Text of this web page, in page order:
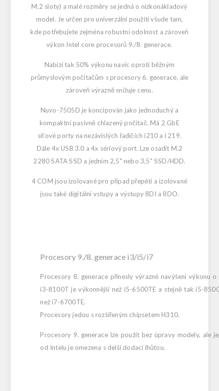
M.2 sloty) a malé rozměry se jedná o nízkonákladový
model. Je určen pro univerzální použití všude tam,
kde potřebujete zejména robustní odolnost a zároveň
výkon Intel core procesorů 9./8. generace.
Nabízí tak 50% výkonu navíc oproti běžným
průmyslovým počítačům s procesory 6. generace, ale
zároveň výrazně snižuje cenu.
Nuvo-7505D je koncipován jako jednoduchý a
kompaktní pasivně chlazený počítač. Má 2 GbE
síťové porty na nezávislých řadičích i210 a i 219.
Dále 4x USB 3.0 a 4x sériový port. Lze osadit M.2
2280 SATA SSD a jedním 2,5" nebo 3,5" SSD/HDD.
4 COM jsou izolované pro případ přepětí a izolované
jsou také digitální vstupy a výstupy 8DI a 8DO.
Procesory 9./8. generace i3/i5/i7
Procesory 8. generace přinesly výrazné navýšení výkonu
i3-8100T je výkonnější než i5-6500TE a stejně tak i5-
než i7-6700TE.
Procesory jedou s rozšířeným chipsetem H310.
Procesory 9. generace lze použít bez úpravy modely, ale
od Intelu je omezena s delší dodací lhůtou.